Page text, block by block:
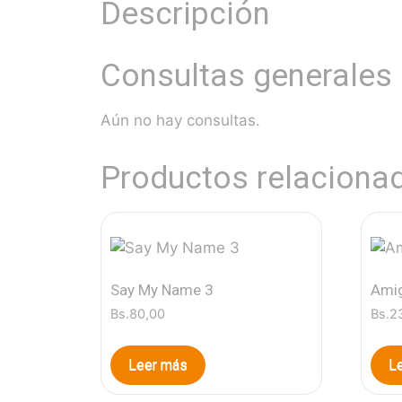
Descripción
Consultas generales
Aún no hay consultas.
Productos
Say My Name 3
Bs.80,00
Leer más
Bs.